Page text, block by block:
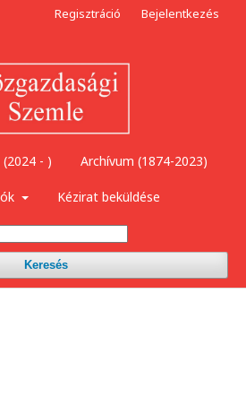
- ) Archívum (1874-2023)
Kézirat beküldése
Keresés
Regisztráció Bejelentkezés